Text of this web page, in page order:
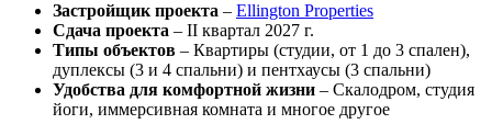
Застройщик проекта – Ellington Properties
Сдача проекта – II квартал 2027 г.
Типы объектов – Квартиры (студии, от 1 до 3 спален),
дуплексы (3 и 4 спальни) и пентхаусы (3 спальни)
Удобства для комфортной жизни – Скалодром, студия
йоги, иммерсивная комната и многое другое